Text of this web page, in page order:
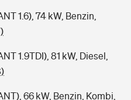
1.6), 74 kW, Benzin,
1.9TDI), 81 kW, Diesel,
66 kW, Benzin, Kombi,